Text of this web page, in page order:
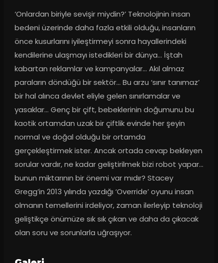
‘Onlardan biriyle sevişir miydin?’ Teknolojinin insan
bedeni üzerinde daha fazla etkili olduğu, insanların
önce kusurlarını iyileştirmeyi sonra hayallerindeki
kendilerine ulaşmayı istedikleri bir dünya… İştah
kabartan reklamlar ve kampanyalar… Akıl almaz
paraların döndüğü bir sektör… Bu arzu ‘sınır tanımaz’
bir hal alınca devlet eliyle gelen sınırlamalar ve
yasaklar… Genç bir çift, bebeklerinin doğumunu bu
kaotik ortamdan uzak bir çiftlik evinde her şeyin
normal ve doğal olduğu bir ortamda
gerçekleştirmek ister. Ancak ortada cevap bekleyen
sorular vardır, ne kadar geliştirilmek bizi robot yapar…
bunun miktarının bir önemi var mıdır? Stacey
Gregg’in 2013 yılında yazdığı ‘Override’ oyunu insan
olmanın temellerini irdeliyor, zaman ilerleyip teknoloji
geliştikçe önümüze sık sık çıkan ve daha da çıkacak
olan soru ve sorunlarla uğraşıyor.